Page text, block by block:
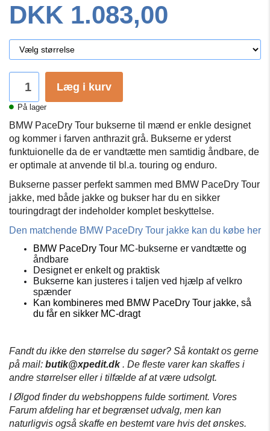
DKK 1.083,00
Læg i kurv
På lager
BMW PaceDry Tour bukserne til mænd er enkle designet
og kommer i farven anthrazit grå. Bukserne er yderst
funktuionelle da de er vandtætte men samtidig åndbare, de
er optimale at anvende til bl.a. touring og enduro.
Bukserne passer perfekt sammen med BMW PaceDry Tour
jakke, med både jakke og bukser har du en sikker
touringdragt der indeholder komplet beskyttelse.
Den matchende BMW PaceDry Tour jakke kan du købe her
BMW PaceDry Tour MC-bukserne er vandtætte og
åndbare
Designet er enkelt og praktisk
Bukserne kan justeres i taljen ved hjælp af velkro
spænder
Kan kombineres med BMW PaceDry Tour jakke, så
du får en sikker MC-dragt
Fandt du ikke den størrelse du søger? Så kontakt os gerne
på mail: butik@xpedit.dk. De fleste varer kan skaffes i
andre størrelser eller i tilfælde af at være udsolgt.
I Ølgod finder du webshoppens fulde sortiment. Vores
Farum afdeling har et begrænset udvalg, men kan
naturligvis også skaffe en bestemt vare hvis det ønskes.